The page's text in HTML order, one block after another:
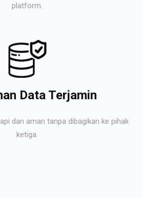
platform.
Data Terjamin
dan aman tanpa dibagikan ke pihak
ketiga.